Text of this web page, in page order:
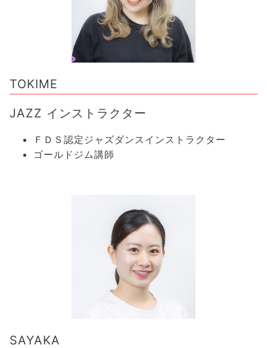
TOKIME
JAZZ インストラクター
ＦＤＳ認定ジャズダンスインストラクター
ゴールドジム講師
SAYAKA